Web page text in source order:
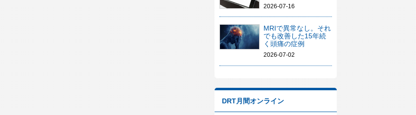
2026-07-16
MRIで異常なし。それ
でも改善した15年続
く頭痛の症例
2026-07-02
DRT月間オンライン